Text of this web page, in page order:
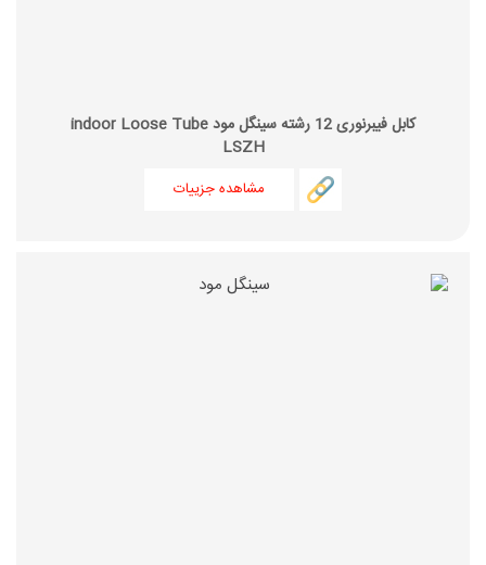
کابل فیبرنوری 12 رشته سینگل مود indoor Loose Tube
LSZH
مشاهده جزییات